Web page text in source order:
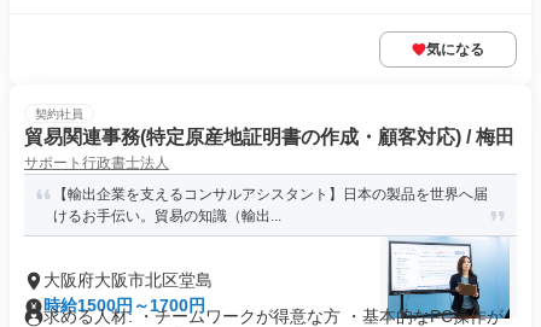
気になる
契約社員
貿易関連事務(特定原産地証明書の作成・顧客対応) / 梅田
サポート行政書士法人
【輸出企業を支えるコンサルアシスタント】日本の製品を世界へ届
けるお手伝い。貿易の知識（輸出...
大阪府大阪市北区堂島
時給1500円～1700円
求める人材: ・チームワークが得意な方 ・基本的なPC操作が